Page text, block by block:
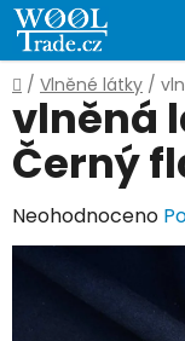
Přejít
na
obsah
Domů
/ Vlněné látky /
vlněná
Černý
Průměrné
hodnocení
produktu
Neohodnoceno